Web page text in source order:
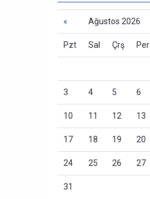
« Ağustos 2026
Pzt Sal Çrş Per
3 4 5 6
10 11 12 13
17 18 19 20
24 25 26 27
31